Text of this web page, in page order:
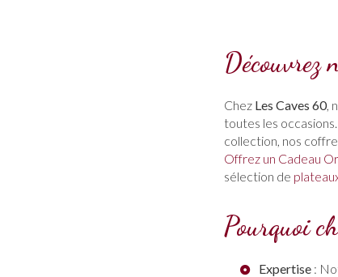
Chez Les Caves 60,
toutes les
collection, nos
Offrez un Cadeau
sélection de
Pourquoi
Expertise :